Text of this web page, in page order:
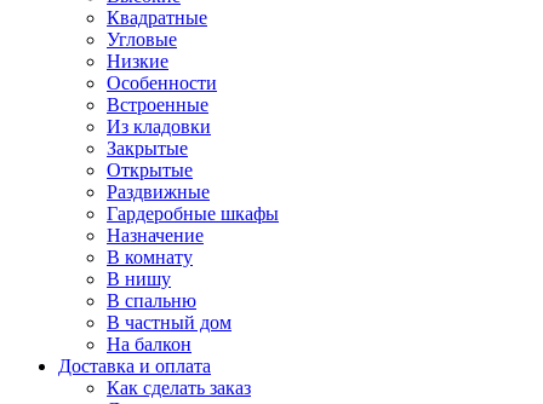
Квадратные
Угловые
Низкие
Особенности
Встроенные
Из кладовки
Закрытые
Открытые
Раздвижные
Гардеробные шкафы
Назначение
В комнату
В нишу
В спальню
В частный дом
На балкон
Доставка и оплата
Как сделать заказ